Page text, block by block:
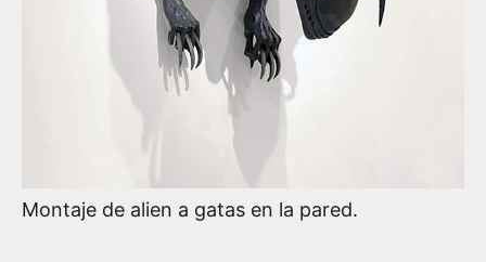
Montaje de alien a gatas en la pared.